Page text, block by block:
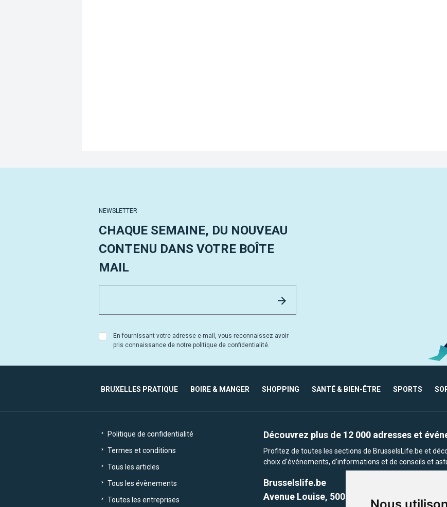
NEWSLETTER
CHAQUE SEMAINE, DU NOUVEAU
CONTENU DANS VOTRE BOÎTE
MAIL
En fournissant votre adresse e-mail, vous reconnaissez avoir
pris connaissance de notre politique de confidentialité.
BRUXELLES PRATIQUE BOIRE & MANGER SHOPPING SANTÉ & BIEN-ÊTRE SPORTS
Politique de confidentialité
Termes et conditions
Tous les articles
Tous les évènements
Toutes les entreprises
Découvrez plus de 12 000 adresses et
Profitez de toutes les sections de BrusselsLife.be et
choix d'événements, d'informations et de conseils et
Brusselslife.be
Avenue Louise, 500 -1050 Ixelles, Brussels,